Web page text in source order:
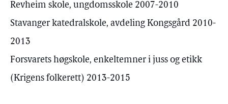
Revheim skole, ungdomsskole 2007-2010
Stavanger katedralskole, avdeling Kongsgård 2010-
2013
Forsvarets høgskole, enkeltemner i juss og etikk
(Krigens folkerett) 2013-2015